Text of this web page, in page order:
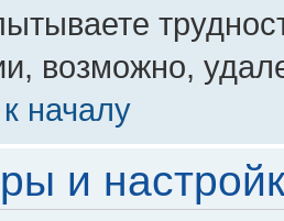
возможно,
началу
и